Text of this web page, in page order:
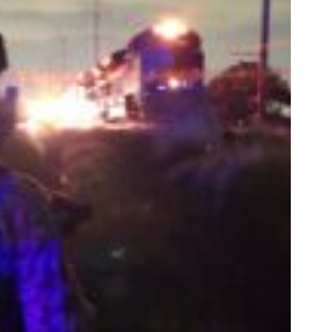
INTERINSTITUCIONAL
SEGURIDAD EN